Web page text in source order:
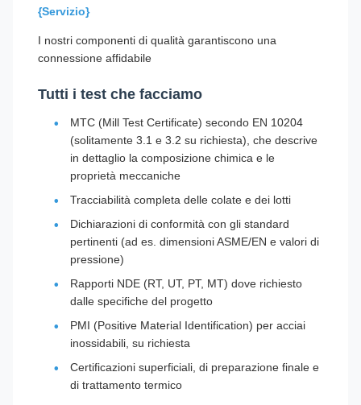
{Servizio}
I nostri componenti di qualità garantiscono una
connessione affidabile
Tutti i test che facciamo
MTC (Mill Test Certificate) secondo EN 10204
(solitamente 3.1 e 3.2 su richiesta), che descrive
in dettaglio la composizione chimica e le
proprietà meccaniche
Tracciabilità completa delle colate e dei lotti
Dichiarazioni di conformità con gli standard
pertinenti (ad es. dimensioni ASME/EN e valori di
pressione)
Rapporti NDE (RT, UT, PT, MT) dove richiesto
dalle specifiche del progetto
PMI (Positive Material Identification) per acciai
inossidabili, su richiesta
Certificazioni superficiali, di preparazione finale e
di trattamento termico